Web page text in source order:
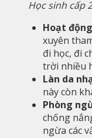
Học sinh cấp
Hoạt
xuyên
đi học, đi
trời nhiều
Làn da
này còn
Phòng
chống
ngừa các